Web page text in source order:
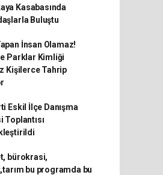
Kasabasında
Buluştu
İnsan Olamaz!
Parklar Kimliği
Kişilerce Tahrip
Eskil İlçe Danışma
Toplantısı
bürokrasi,
bu programda bu